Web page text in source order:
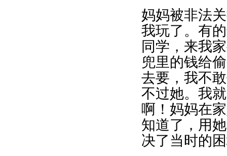
妈妈被非法
我玩了。有
同学，来我
兜里的钱给
去要，我不
不过她。我
啊！妈妈在
知道了，用
决了当时的